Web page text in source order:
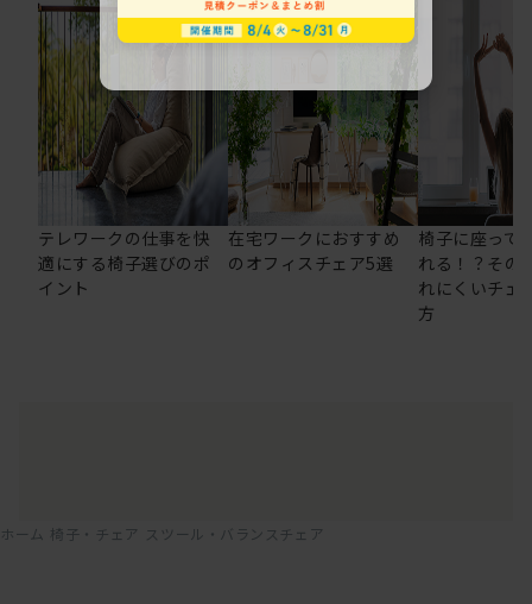
テレワークの仕事を快
適にする椅子選びのポ
イント
在宅ワークにおすすめ
のオフィスチェア5選
椅子に座って
れる！？その
れにくいチェ
方
ホーム 椅子・チェア スツール・バランスチェア